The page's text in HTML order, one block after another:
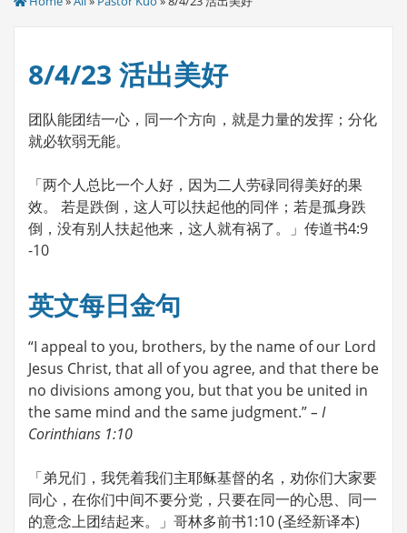
8/4/23 活出美好
团队能团结一心，同一个方向，就是力量的发挥；分化
就必软弱无能。
「两个人总比一个人好，因为二人劳碌同得美好的果
效。 若是跌倒，这人可以扶起他的同伴；若是孤身跌
倒，没有别人扶起他来，这人就有祸了。」传道书4:9
-10
英文每日金句
“I appeal to you, brothers, by the name of our Lord
Jesus Christ, that all of you agree, and that there be
no divisions among you, but that you be united in
the same mind and the same judgment.”– I
Corinthians 1:10
「弟兄们，我凭着我们主耶稣基督的名，劝你们大家要
同心，在你们中间不要分党，只要在同一的心思、同一
的意念上团结起来。」哥林多前书1:10 (圣经新译本)